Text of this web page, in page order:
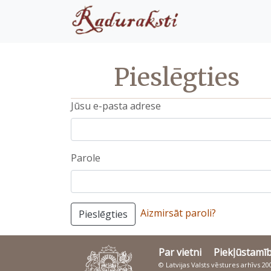
Pieslēgties
Jūsu e-pasta adrese
Parole
Pieslēgties Aizmirsāt paroli?
Par vietni
© Latvijas Valsts vēstures arhīvs